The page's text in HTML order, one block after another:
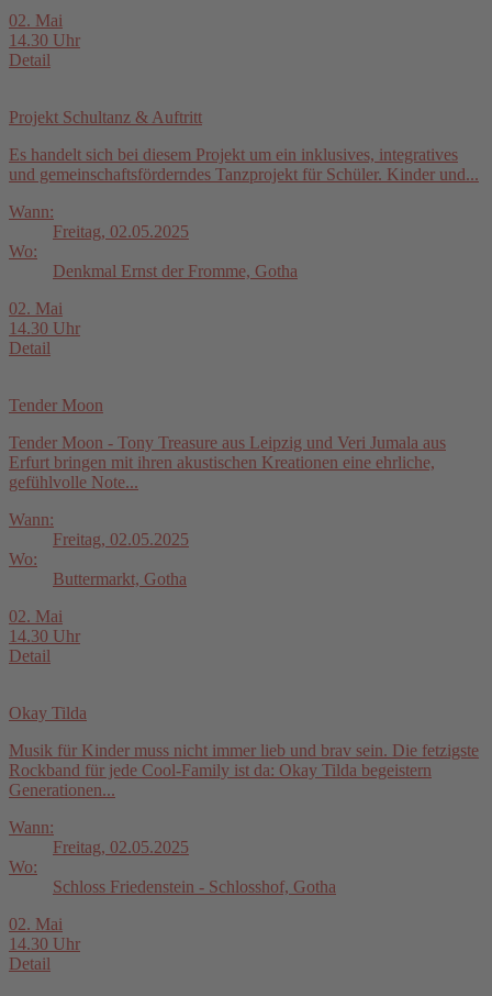
02. Mai
14.30 Uhr
Detail
Projekt Schultanz & Auftritt
Es handelt sich bei diesem Projekt um ein inklusives, integratives
und gemeinschaftsförderndes Tanzprojekt für Schüler. Kinder und...
Wann:
Freitag, 02.05.2025
Wo:
Denkmal Ernst der Fromme, Gotha
02. Mai
14.30 Uhr
Detail
Tender Moon
Tender Moon - Tony Treasure aus Leipzig und Veri Jumala aus
Erfurt bringen mit ihren akustischen Kreationen eine ehrliche,
gefühlvolle Note...
Wann:
Freitag, 02.05.2025
Wo:
Buttermarkt, Gotha
02. Mai
14.30 Uhr
Detail
Okay Tilda
Musik für Kinder muss nicht immer lieb und brav sein. Die fetzigste
Rockband für jede Cool-Family ist da: Okay Tilda begeistern
Generationen...
Wann:
Freitag, 02.05.2025
Wo:
Schloss Friedenstein - Schlosshof, Gotha
02. Mai
14.30 Uhr
Detail